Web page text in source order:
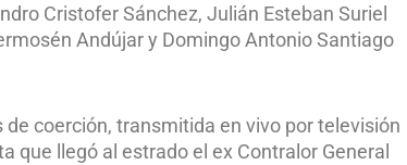
Cristofer Sánchez, Julián Esteban Suriel
Andújar y Domingo Antonio Santiago
coerción, transmitida en vivo por televisión
que llegó al estrado el ex Contralor General